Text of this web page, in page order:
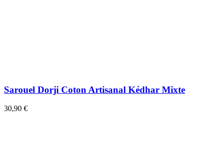
Sarouel Dorji Coton Artisanal Kédhar Mixte
30,90 €